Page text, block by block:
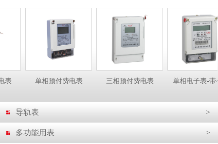
单相预付费电表 三相预付费电表 单相电子表-带48...
导轨表 >
多功能用表 >